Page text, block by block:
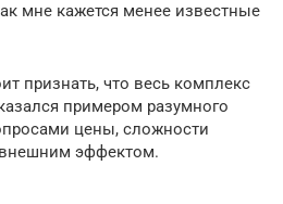
мне кажется менее известные
признать, что весь комплекс
примером разумного
цены, сложности
эффектом.